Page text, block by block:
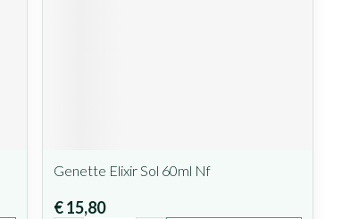
Genette Elixir Sol 60ml Nf
€ 15,80